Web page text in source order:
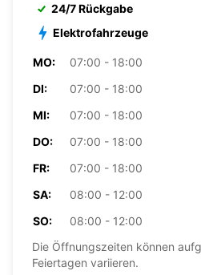
24/7 Rückgabe
Elektrofahrzeuge
MO:
07:00 - 18:00
DI:
07:00 - 18:00
MI:
07:00 - 18:00
DO:
07:00 - 18:00
FR:
07:00 - 18:00
SA:
08:00 - 12:00
SO:
08:00 - 12:00
Die Öffnungszeiten können
Feiertagen variieren.